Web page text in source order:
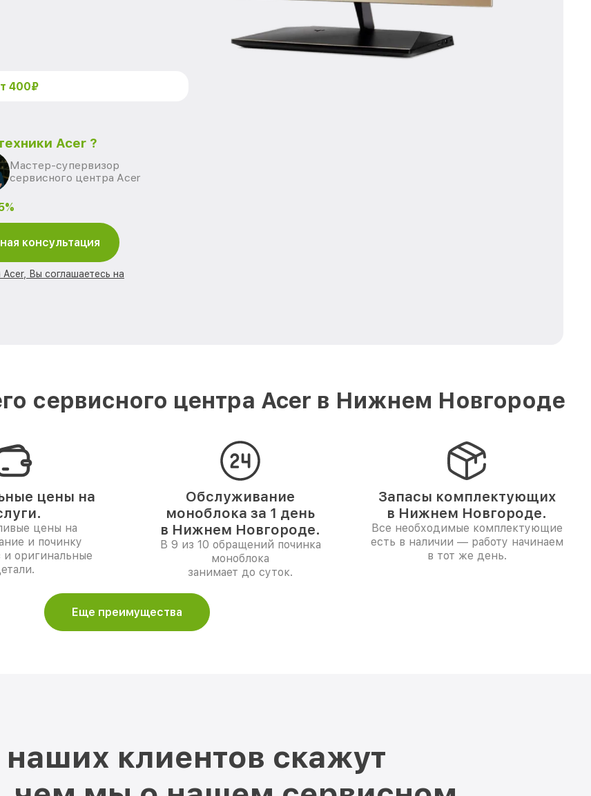
400₽
Acer ?
Мастер-супервизор
сервисного центра Acer
консультация
Вы соглашаетесь на
сервисного центра Acer в Нижнем Новгороде
цены на
цены на
и починку
и оригинальные
Обслуживание
моноблока за 1 день
в Нижнем Новгороде.
В 9 из 10 обращений починка
моноблока
занимает до суток.
Запасы комплектующих
в Нижнем Новгороде.
Все необходимые комплектующие
есть в наличии — работу начинаем
в тот же день.
Еще преимущества
клиентов скажут